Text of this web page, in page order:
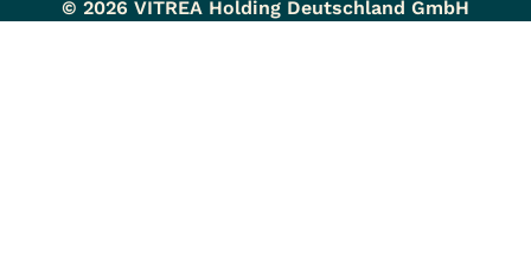
© 2026 VITREA Holding Deutschland GmbH